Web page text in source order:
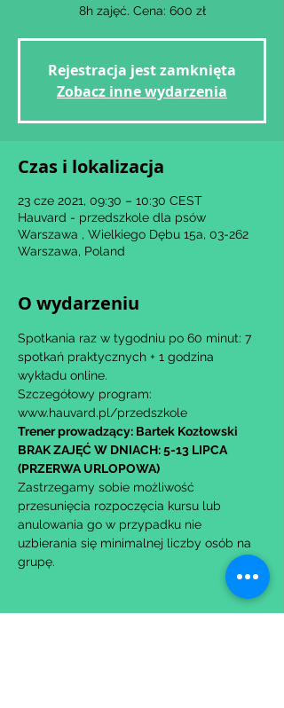
8h zajęć. Cena: 600 zł
Rejestracja jest zamknięta
Zobacz inne wydarzenia
Czas i lokalizacja
23 cze 2021, 09:30 – 10:30 CEST
Hauvard - przedszkole dla psów
Warszawa , Wielkiego Dębu 15a, 03-262
Warszawa, Poland
O wydarzeniu
Spotkania raz w tygodniu po 60 minut: 7
spotkań praktycznych + 1 godzina
wykładu online.
Szczegółowy program:
www.hauvard.pl/przedszkole
Trener prowadzący: Bartek Kozłowski
BRAK ZAJĘĆ W DNIACH: 5-13 LIPCA
(PRZERWA URLOPOWA)
Zastrzegamy sobie możliwość
przesunięcia rozpoczęcia kursu lub
anulowania go w przypadku nie
uzbierania się minimalnej liczby osób na
grupę.